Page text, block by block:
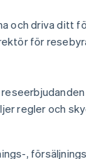
och driva ditt
för
regler och
,